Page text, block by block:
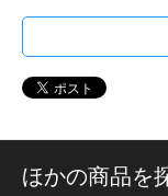
ほかの商品を